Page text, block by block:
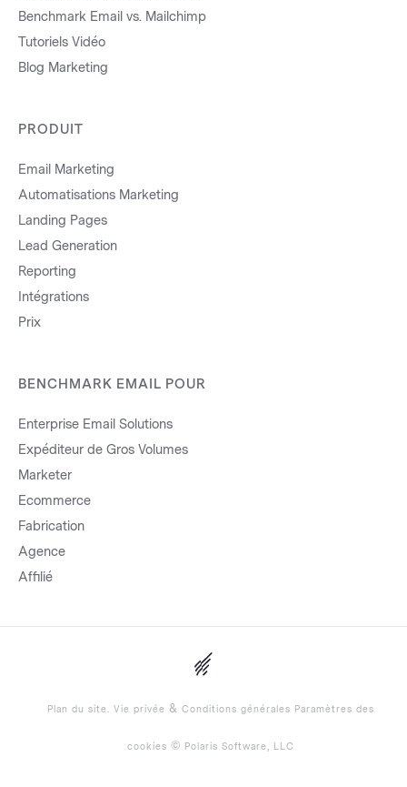
Benchmark Email vs. Mailchimp
Tutoriels Vidéo
Blog Marketing
PRODUIT
Email Marketing
Automatisations Marketing
Landing Pages
Lead Generation
Reporting
Intégrations
Prix
BENCHMARK EMAIL POUR
Enterprise Email Solutions
Expéditeur de Gros Volumes
Marketer
Ecommerce
Fabrication
Agence
Affilié
Plan du site. Vie privée & Conditions générales Paramètres des
cookies © Polaris Software, LLC